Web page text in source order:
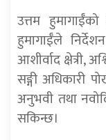
उत्तम
हुमागाईँले
आशीर्वाद क्षेत्री,
सङ्गी अधिकारी
अनुभवी तथा
सकिन्छ।